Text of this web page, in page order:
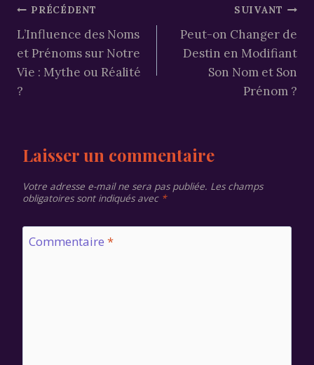
Navigation
de
l’article
PRÉCÉDENT
L’Influence des Noms
et Prénoms sur Notre
Vie : Mythe ou Réalité
?
SUIVANT
Peut-on Changer de
Destin en Modifiant
Son Nom et Son
Prénom ?
Laisser un commentaire
Votre adresse e-mail ne sera pas publiée. Les champs
obligatoires sont indiqués avec *
Commentaire *